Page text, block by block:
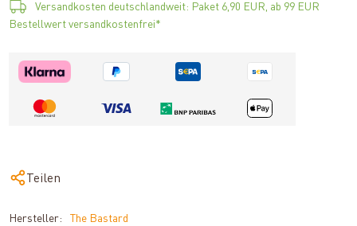
Versandkosten deutschlandweit: Paket 6,90 EUR, ab 99 EUR
Bestellwert versandkostenfrei*
Teilen
Hersteller:
The Bastard